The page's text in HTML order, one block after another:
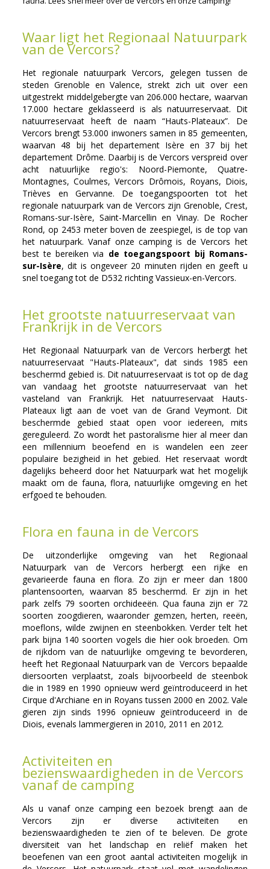
Waar ligt het Regionaal Natuurpark
van de Vercors?
Het regionale natuurpark Vercors, gelegen tussen de
steden Grenoble en Valence, strekt zich uit over een
uitgestrekt middelgebergte van 206.000 hectare, waarvan
17.000 hectare geklasseerd is als natuurreservaat. Dit
natuurreservaat heeft de naam “Hauts-Plateaux”. De
Vercors brengt 53.000 inwoners samen in 85 gemeenten,
waarvan 48 bij het departement Isère en 37 bij het
departement Drôme. Daarbij is de Vercors verspreid over
acht natuurlijke regio's: Noord-Piemonte, Quatre-
Montagnes, Coulmes, Vercors Drômois, Royans, Diois,
Trièves en Gervanne. De toegangspoorten tot het
regionale natuurpark van de Vercors zijn Grenoble, Crest,
Romans-sur-Isère, Saint-Marcellin en Vinay. De Rocher
Rond, op 2453 meter boven de zeespiegel, is de top van
het natuurpark. Vanaf onze camping is de Vercors het
best te bereiken via de toegangspoort bij Romans-
sur-Isère, dit is ongeveer 20 minuten rijden en geeft u
snel toegang tot de D532 richting Vassieux-en-Vercors.
Het grootste natuurreservaat van
Frankrijk in de Vercors
Het Regionaal Natuurpark van de Vercors herbergt het
natuurreservaat "Hauts-Plateaux", dat sinds 1985 een
beschermd gebied is. Dit natuurreservaat is tot op de dag
van vandaag het grootste natuurreservaat van het
vasteland van Frankrijk. Het natuurreservaat Hauts-
Plateaux ligt aan de voet van de Grand Veymont. Dit
beschermde gebied staat open voor iedereen, mits
gereguleerd. Zo wordt het pastoralisme hier al meer dan
een millennium beoefend en is wandelen een zeer
populaire bezigheid in het gebied. Het reservaat wordt
dagelijks beheerd door het Natuurpark wat het mogelijk
maakt om de fauna, flora, natuurlijke omgeving en het
erfgoed te behouden.
Flora en fauna in de Vercors
De uitzonderlijke omgeving van het Regionaal
Natuurpark van de Vercors herbergt een rijke en
gevarieerde fauna en flora. Zo zijn er meer dan 1800
plantensoorten, waarvan 85 beschermd. Er zijn in het
park zelfs 79 soorten orchideeën. Qua fauna zijn er 72
soorten zoogdieren, waaronder gemzen, herten, reeën,
moeflons, wilde zwijnen en steenbokken. Verder telt het
park bijna 140 soorten vogels die hier ook broeden. Om
de rijkdom van de natuurlijke omgeving te bevorderen,
heeft het Regionaal Natuurpark van de Vercors bepaalde
diersoorten verplaatst, zoals bijvoorbeeld de steenbok
die in 1989 en 1990 opnieuw werd geïntroduceerd in het
Cirque d'Archiane en in Royans tussen 2000 en 2002. Vale
gieren zijn sinds 1996 opnieuw geïntroduceerd in de
Diois, evenals lammergieren in 2010, 2011 en 2012.
Activiteiten en
bezienswaardigheden in de Vercors
vanaf de camping
Als u vanaf onze camping een bezoek brengt aan de
Vercors zijn er diverse activiteiten en
bezienswaardigheden te zien of te beleven. De grote
diversiteit van het landschap en reliëf maken het
beoefenen van een groot aantal activiteiten mogelijk in